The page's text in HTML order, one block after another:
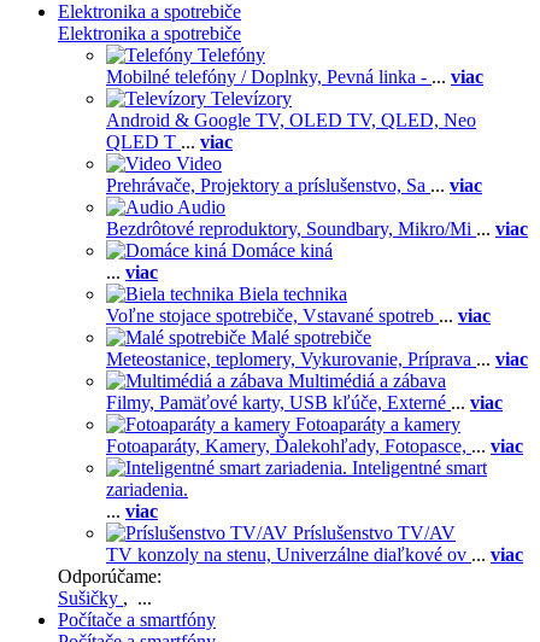
Elektronika a spotrebiče
Elektronika a spotrebiče
Telefóny
Mobilné telefóny / Doplnky, Pevná linka - ... viac
Televízory
Android & Google TV, OLED TV, QLED, Neo
QLED T ... viac
Video
Prehrávače, Projektory a príslušenstvo, Sa ... viac
Audio
Bezdrôtové reproduktory, Soundbary, Mikro/Mi ... viac
Domáce kiná
... viac
Biela technika
Voľne stojace spotrebiče, Vstavané spotreb ... viac
Malé spotrebiče
Meteostanice, teplomery, Vykurovanie, Príprava ... viac
Multimédiá a zábava
Filmy, Pamäťové karty, USB kľúče, Externé ... viac
Fotoaparáty a kamery
Fotoaparáty, Kamery, Ďalekohľady, Fotopasce, ... viac
Inteligentné smart
zariadenia.
... viac
Príslušenstvo TV/AV
TV konzoly na stenu, Univerzálne diaľkové ov ... viac
Odporúčame:
Sušičky , ...
Počítače a smartfóny